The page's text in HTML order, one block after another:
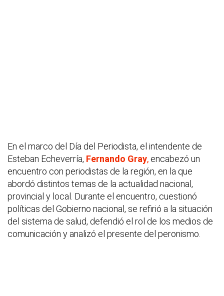
En el marco del Día del Periodista, el intendente de
Esteban Echeverría, Fernando Gray, encabezó un
encuentro con periodistas de la región, en la que
abordó distintos temas de la actualidad nacional,
provincial y local. Durante el encuentro, cuestionó
políticas del Gobierno nacional, se refirió a la situación
del sistema de salud, defendió el rol de los medios de
comunicación y analizó el presente del peronismo.